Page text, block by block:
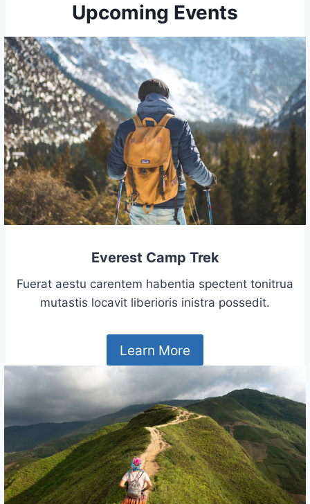
Upcoming Events
Everest Camp Trek
Fuerat aestu carentem habentia spectent tonitrua
mutastis locavit liberioris inistra possedit.
Learn More